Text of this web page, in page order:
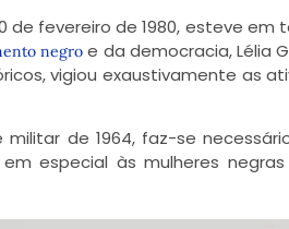
de fevereiro de 1980, esteve em
negro e da democracia, Lélia
vigiou exaustivamente as
de 1964, faz-se
especial às mulheres